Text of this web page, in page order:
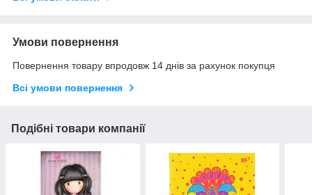
Умови повернення
Повернення товару впродовж 14 днів за рахунок покупця
Всі умови повернення
Подібні товари компанії